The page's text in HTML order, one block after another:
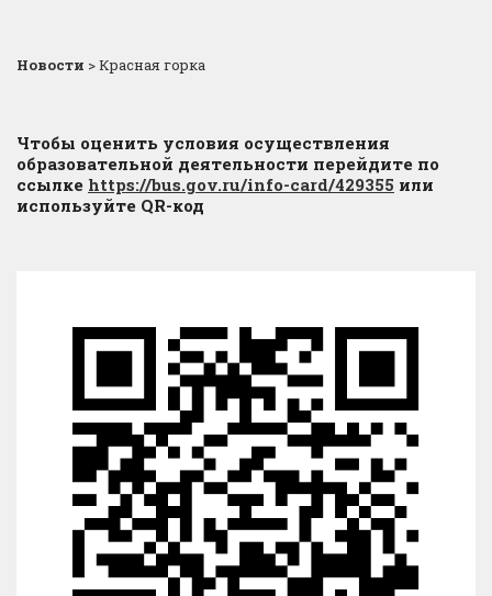
Новости >Красная горка
Чтобы оценить условия осуществления
образовательной деятельности перейдите по
ссылке https://bus.gov.ru/info-card/429355 или
используйте QR-код